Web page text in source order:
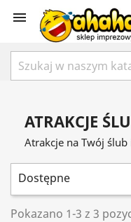

ATRAKCJE
Atrakcje na Twój ślub
Dostępne
Pokazano 1-3 z 3